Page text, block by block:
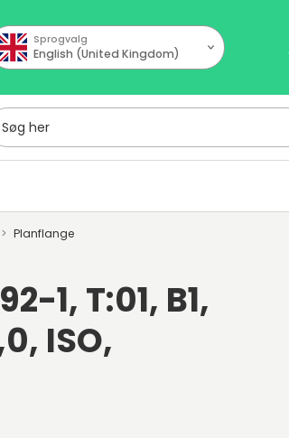
Sprogvalg
English (United Kingdom)
her
Planflange
1, T:01, B1,
ISO,